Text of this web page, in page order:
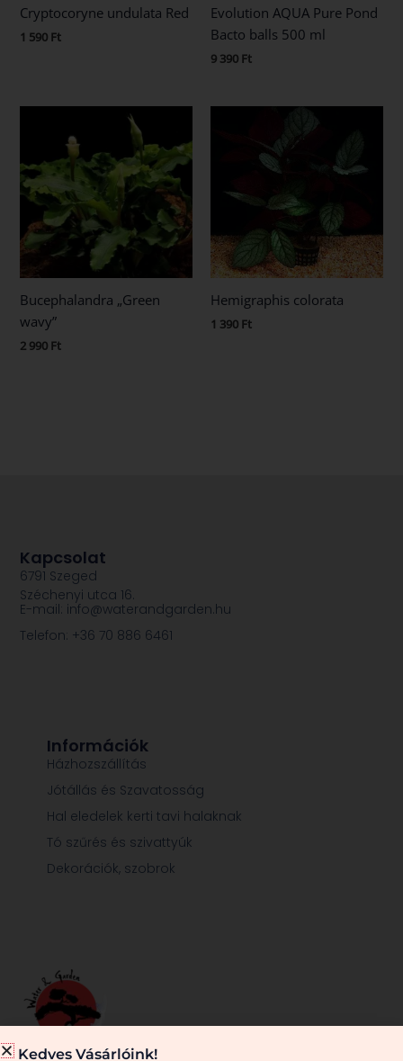
Cryptocoryne undulata Red
1 590 Ft
Evolution AQUA Pure Pond
Bacto balls 500 ml
9 390 Ft
Bucephalandra „Green
wavy”
2 990 Ft
Hemigraphis colorata
1 390 Ft
Információk
Házhozszállítás
Jótállás és Szavatosság
Hal eledelek kerti tavi halaknak
Tó szűrés és szivattyúk
Dekorációk, szobrok
Kapcsolat
6791 Szeged
Széchenyi utca 16.
E-mail: info@waterandgarden.hu
Telefon: +36 70 886 6461
Kedves Vásárlóink!